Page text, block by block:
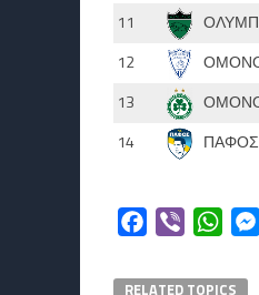
11
12
13
14
ΠΑΦΟΣ
Facebook
Viber
RELATED TOPICS